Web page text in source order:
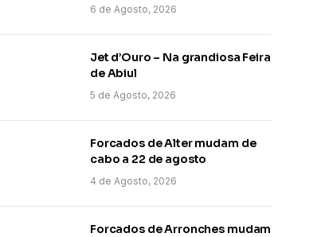
6 de Agosto, 2026
Jet d’Ouro – Na grandiosa Feira
de Abiul
5 de Agosto, 2026
Forcados de Alter mudam de
cabo a 22 de agosto
4 de Agosto, 2026
Forcados de Arronches mudam